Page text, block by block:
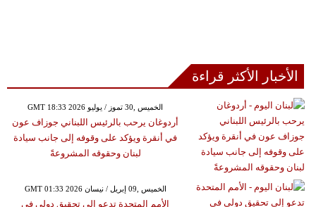
الأخبار الأكثر قراءة
GMT 18:33 2026 الخميس ,30 تموز / يوليو
أردوغان يرحب بالرئيس اللبناني جوزاف عون
في أنقرة ويؤكد على وقوفه إلى جانب سيادة
لبنان وحقوقه المشروعةً
GMT 01:33 2026 الخميس ,09 إبريل / نيسان
الأمم المتحدة تدعو إلى تحقيق دولي في